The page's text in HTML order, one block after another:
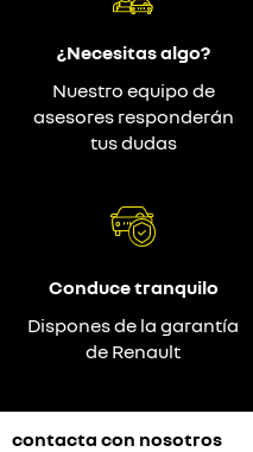
¿Necesitas algo?
Nuestro equipo de
asesores responderán
tus dudas
Conduce tranquilo
Dispones de la garantía
de Renault
contacta con nosotros